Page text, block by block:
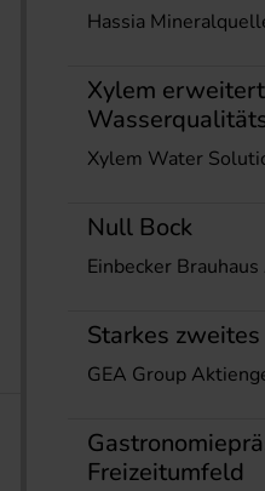
Hassia
Xylem
Xylem Water
Null Bock
Einbecker Brauhaus
Starkes
GEA Group
Freizeitumfeld